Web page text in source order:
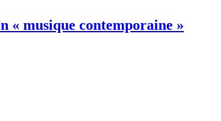
« musique contemporaine »